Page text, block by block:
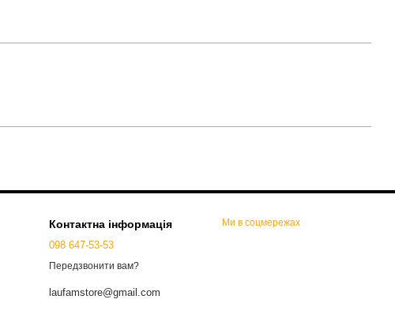
Контактна інформація
098 647-53-53
Передзвонити вам?
laufamstore@gmail.com
Ми в соцмережах